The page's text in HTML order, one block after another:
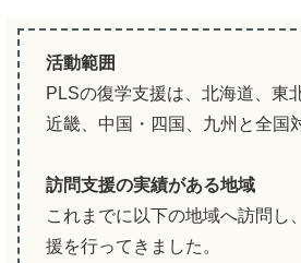
活動範囲
PLSの復学支援は、北海道、東
近畿、中国・四国、九州と全国
訪問支援の実績がある地域
これまでに以下の地域へ訪問し
援を行ってきました。